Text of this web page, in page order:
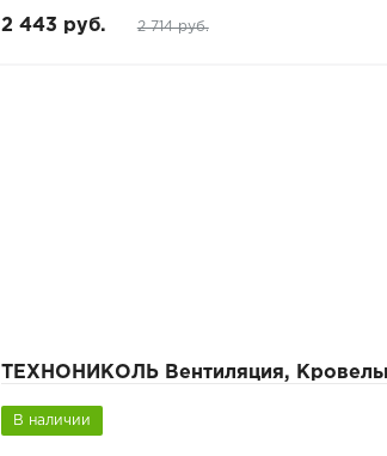
2 443 руб. 2 714 руб.
ТЕХНОНИКОЛЬ Вентиляция,
В наличии